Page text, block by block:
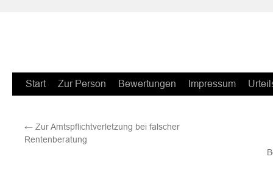
Zum
springen
Start Zur Person Bewertungen Impressum
← Zur Amtspflichtverletzung bei falscher
Rentenberatung